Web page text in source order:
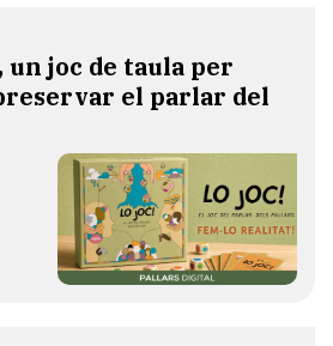
un joc de taula per
el parlar del